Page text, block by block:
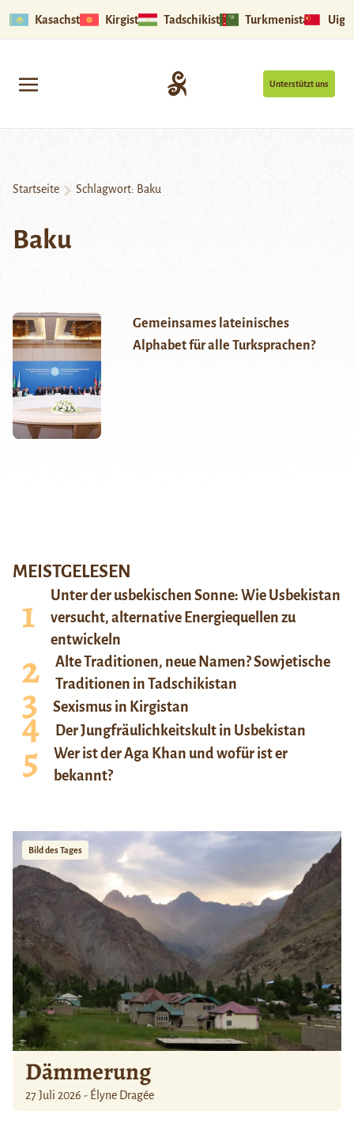
Kasachstan Kirgistan Tadschikistan Turkmenistan
Unterstützt uns
Startseite Schlagwort: Baku
Baku
Gemeinsames lateinisches
Alphabet für alle Turksprachen?
MEISTGELESEN
Unter der usbekischen Sonne: Wie Usbekistan
versucht, alternative Energiequellen zu
entwickeln
Alte Traditionen, neue Namen? Sowjetische
Traditionen in Tadschikistan
Sexismus in Kirgistan
Der Jungfräulichkeitskult in Usbekistan
Wer ist der Aga Khan und wofür ist er
bekannt?
Bild des Tages
Dämmerung
27 Juli 2026 - Élyne Dragée